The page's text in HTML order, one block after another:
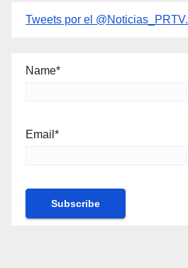
Tweets por el @Noticias_PRTV.
Name*
Email*